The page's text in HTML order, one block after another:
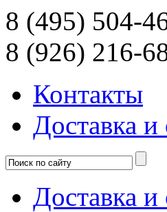
8 (495) 504-
8 (926) 216-
Контакты
Доcтавка и
Доcтавка и